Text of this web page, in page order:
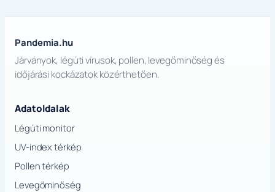
Pandemia.hu
Járványok, légúti vírusok, pollen, levegőminőség és
időjárási kockázatok közérthetően.
Adatoldalak
Légúti monitor
UV-index térkép
Pollen térkép
Levegőminőség